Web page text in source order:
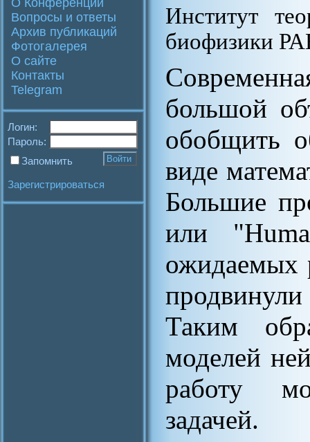
О Конференции
Вопросы и ответы
Архив публикаций
Фотогалерея
О сайте
Контакты
Telegram
Логин:
Пароль:
Запомнить
Зарегистрироваться
Институт
биофизики
большой
обобщить
виде
Большие
или
ожидаемых
Таким
моделей
работу
задачей.